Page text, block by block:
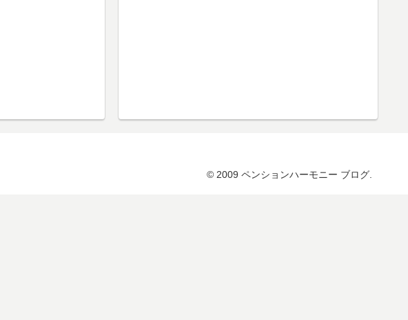
© 2009 ペンションハーモニー ブログ.